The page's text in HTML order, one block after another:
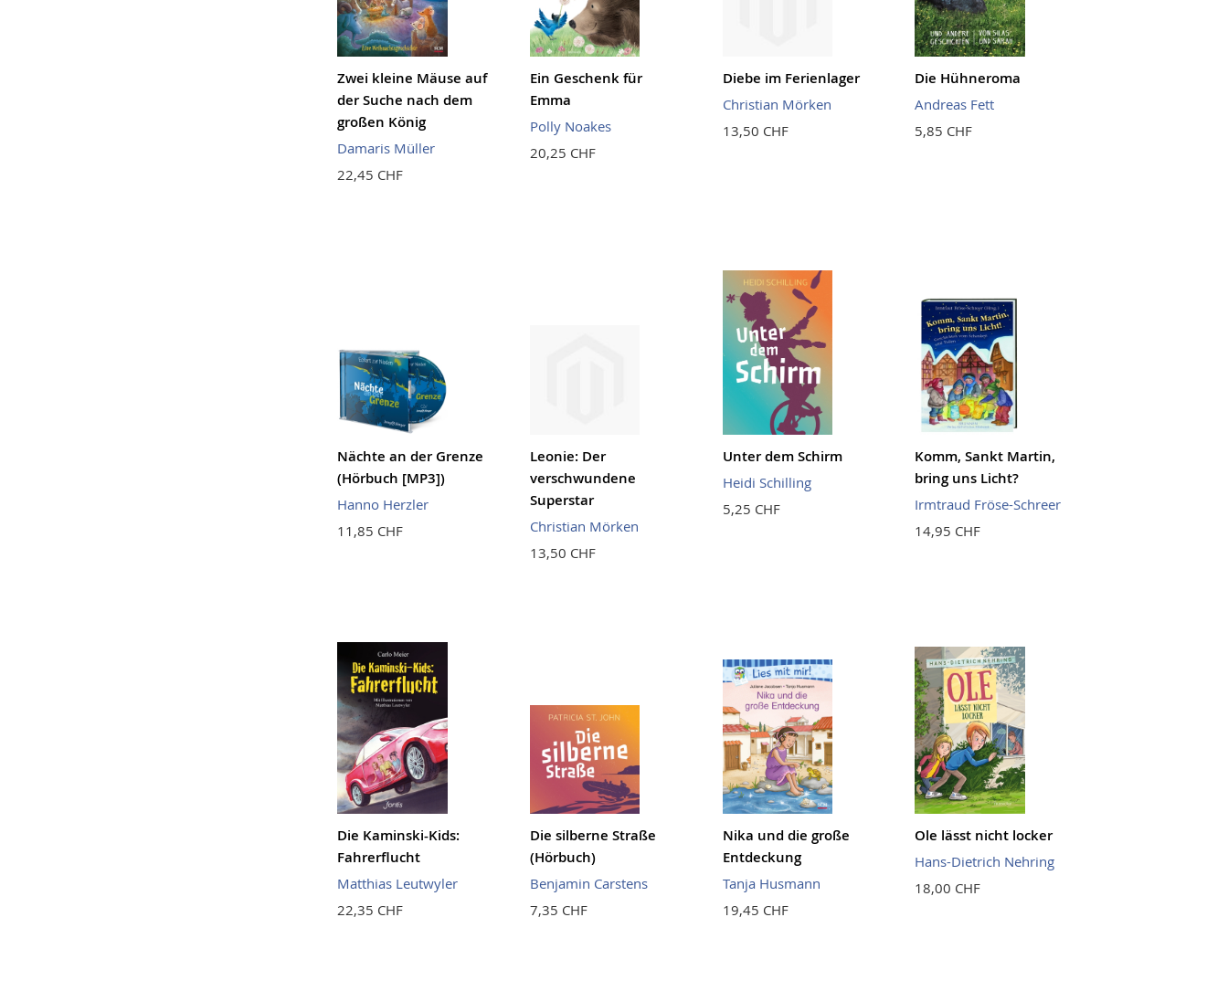
Zwei kleine Mäuse auf
der Suche nach dem
großen König
Damaris Müller
22,45 CHF
Ein Geschenk für
Emma
Polly Noakes
20,25 CHF
Diebe im Ferienlager
Christian Mörken
13,50 CHF
Die Hühneroma
Andreas Fett
5,85 CHF
Nächte an der Grenze
(Hörbuch [MP3])
Hanno Herzler
11,85 CHF
Leonie: Der
verschwundene
Superstar
Christian Mörken
13,50 CHF
Unter dem Schirm
Heidi Schilling
5,25 CHF
Komm, Sankt Martin,
bring uns Licht?
Irmtraud Fröse-Schreer
14,95 CHF
Die Kaminski-Kids:
Fahrerflucht
Matthias Leutwyler
22,35 CHF
Die silberne Straße
(Hörbuch)
Benjamin Carstens
7,35 CHF
Nika und die große
Entdeckung
Tanja Husmann
19,45 CHF
Ole lässt nicht locker
Hans-Dietrich Nehring
18,00 CHF